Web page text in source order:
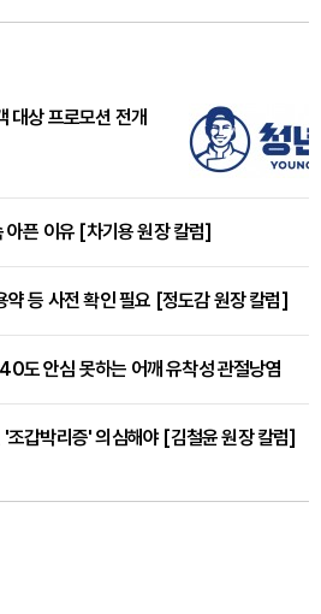
대상 프로모션 전개
아픈 이유 [차기용 원장 칼럼]
약 등 사전 확인 필요 [정도감 원장 칼럼]
도 안심 못하는 어깨 유착성 관절낭염
조갑박리증' 의심해야 [김철윤 원장 칼럼]